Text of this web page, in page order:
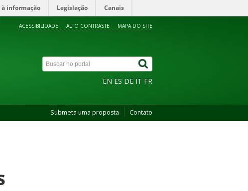
à informação Legislação Canais
ACESSIBILIDADE ALTO CONTRASTE MAPA DO SITE
EN ES DE IT FR
Submeta uma proposta Contato